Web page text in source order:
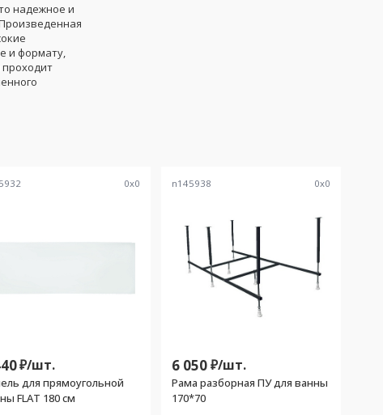
надежное и
и формату,
проходит
0x0
₽/шт.
для прямоугольной
FLAT 180 см
n145938 0x0
6 050₽/шт.
Рама разборная ПУ для ванны
170*70